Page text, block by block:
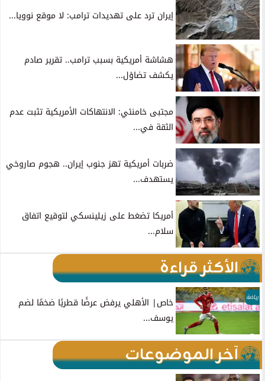
إيران ترد على تهديدات ترامب: لا موقع نوويا...
هشاشة أمريكية بسبب ترامب.. تقرير صادم
يكشف تضاؤل...
مجتبى خامنئي: الانتهاكات الأمريكية تثبت عدم
الثقة في...
ضربات أمريكية تهز جنوب إيران.. هجوم صاروخي
يستهدف...
أمريكا تضغط على زيلينسكي لتوقيع اتفاق
سلام...
الأكثر قراءة
رياضة
خاص| الأهلي يرفض عرضًا قطريًا ضخمًا لضم
يوسف...
آخر الموضوعات